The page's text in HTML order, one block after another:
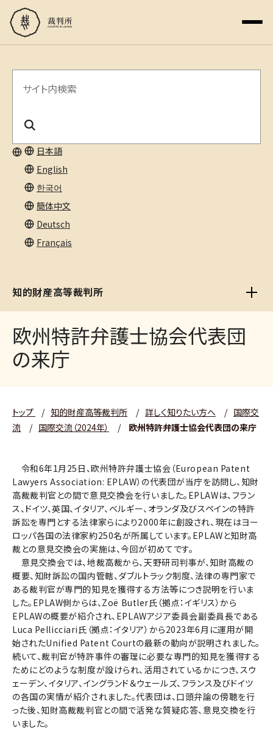
日本語
English
한국어
簡体中文
Deutsch
Français
サ
内
検
索
知的財産高等裁判所
欧州特許弁護士協会代表団
の来庁
トップ / 知的財産高等裁判所 / 詳しく知りたい方へ / 国際交
流
/ 国際交流（2024年） / 欧州特許弁護士協会代表団の来庁
令和6年1月25日、欧州特許弁護士協会（European Patent
Lawyers Association: EPLAW）の代表団が当庁を訪問し、知財
高裁裁判官との間で意見交換会を行いました。EPLAWは、フラン
ス、ドイツ、英国、イタリア、ベルギー、オランダ及びスペインの特許
訴訟を専門とする法律家らにより2000年に創設され、現在はヨー
ロッパ各国の法律家約250名が所属しています。EPLAWと知財高
裁との意見交換会の実施は、今回が初めてです。
意見交換会では、地裁高裁から、天野研司判事が、知財高裁の
概要、知財訴訟の国内管轄、ダブルトラック制度、法律の専門家で
ある裁判官が専門的知見を獲得する方法等につき説明を行いま
した。EPLAW側からは、Zoë Butler氏（拠点：イギリス）から
EPLAWの概要が紹介され、EPLAWアジア委員会副委員長である
Luca Pellicciari氏（拠点：イタリア）から2023年6月に運用が開
始されたUnified Patent Courtの最新の動向が説明されました。
続いて、裁判官が特許事件の審理に必要な専門的知見を獲得する
ためにどのような制度が設けられ、活用されているかにつき、スウ
ェーデン、イタリア、イングランド＆ウェールズ、フランス及びドイツ
の各国の実情が紹介されました。代表団は、口頭弁論の傍聴を行
った後、知財高裁裁判官との間で活発な質疑応答、意見交換を行
いました。